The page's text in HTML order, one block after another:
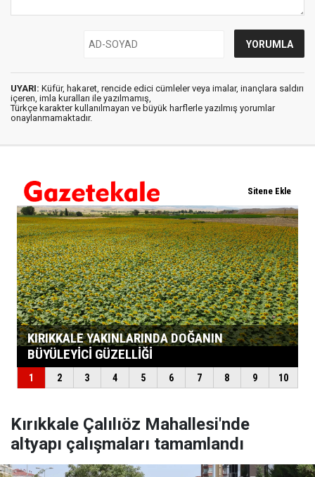
UYARI: Küfür, hakaret, rencide edici cümleler veya imalar, inançlara saldırı
içeren, imla kuralları ile yazılmamış,
Türkçe karakter kullanılmayan ve büyük harflerle yazılmış yorumlar
onaylanmamaktadır.
Kırıkkale Çalılıöz Mahallesi'nde
altyapı çalışmaları tamamlandı